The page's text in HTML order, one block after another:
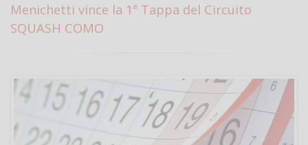
Menichetti vince la 1ª Tappa del Circuito
SQUASH COMO